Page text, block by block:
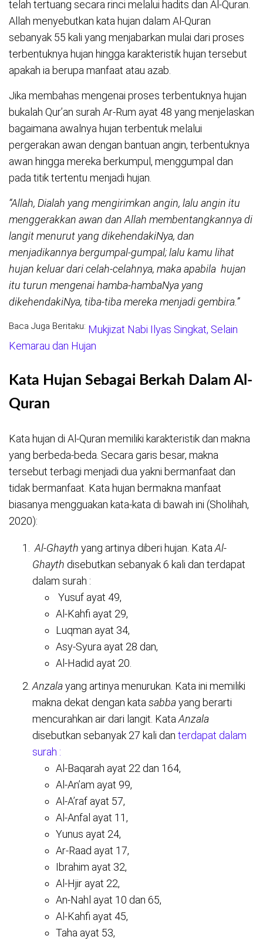
telah tertuang secara rinci melalui hadits dan Al-Quran.
Allah menyebutkan kata hujan dalam Al-Quran
sebanyak 55 kali yang menjabarkan mulai dari proses
terbentuknya hujan hingga karakteristik hujan tersebut
apakah ia berupa manfaat atau azab.
Jika membahas mengenai proses terbentuknya hujan
bukalah Qur’an surah Ar-Rum ayat 48 yang menjelaskan
bagaimana awalnya hujan terbentuk melalui
pergerakan awan dengan bantuan angin, terbentuknya
awan hingga mereka berkumpul, menggumpal dan
pada titik tertentu menjadi hujan.
“Allah, Dialah yang mengirimkan angin, lalu angin itu
menggerakkan awan dan Allah membentangkannya di
langit menurut yang dikehendakiNya, dan
menjadikannya bergumpal-gumpal; lalu kamu lihat
hujan keluar dari celah-celahnya, maka apabila hujan
itu turun mengenai hamba-hambaNya yang
dikehendakiNya, tiba-tiba mereka menjadi gembira.”
Baca Juga Beritaku: Mukjizat Nabi Ilyas Singkat, Selain
Kemarau dan Hujan
Kata Hujan Sebagai Berkah Dalam Al-
Quran
Kata hujan di Al-Quran memiliki karakteristik dan makna
yang berbeda-beda. Secara garis besar, makna
tersebut terbagi menjadi dua yakni bermanfaat dan
tidak bermanfaat. Kata hujan bermakna manfaat
biasanya mengguakan kata-kata di bawah ini (Sholihah,
2020):
Al-Ghayth yang artinya diberi hujan. Kata Al-
Ghayth disebutkan sebanyak 6 kali dan terdapat
dalam surah :
Yusuf ayat 49,
Al-Kahfi ayat 29,
Luqman ayat 34,
Asy-Syura ayat 28 dan,
Al-Hadid ayat 20.
Anzalayang artinya menurukan. Kata ini memiliki
makna dekat dengan katasabbayang berarti
mencurahkan air dari langit. KataAnzala
disebutkan sebanyak 27 kali dan terdapat dalam
surah :
Al-Baqarah ayat 22 dan 164,
Al-An’am ayat 99,
Al-A’raf ayat 57,
Al-Anfal ayat 11,
Yunus ayat 24,
Ar-Raad ayat 17,
Ibrahim ayat 32,
Al-Hjir ayat 22,
An-Nahl ayat 10 dan 65,
Al-Kahfi ayat 45,
Taha ayat 53,